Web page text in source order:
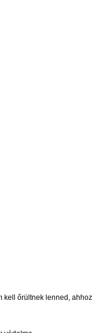
kell őrültnek lenned, ahhoz